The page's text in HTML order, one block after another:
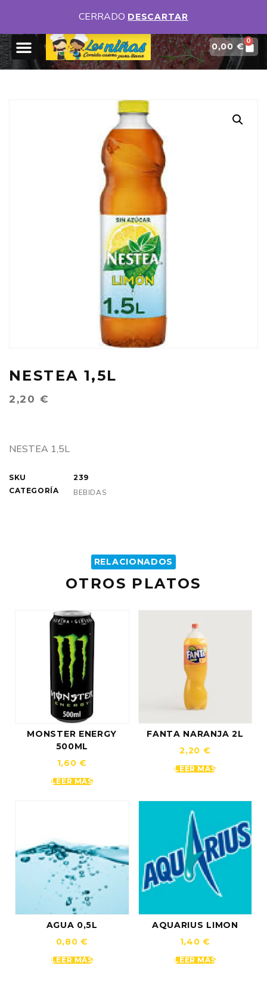
DISPONEMOS DE DIFERENTES MENÚS DIARIOS
0,00 €
0
NESTEA 1,5L
2,20 €
NESTEA 1,5L
SKU
239
CATEGORÍA
BEBIDAS
RELACIONADOS
OTROS PLATOS
MONSTER ENERGY
500ML
1,60€
LEER MÁS
FANTA NARANJA 2L
2,20 €
LEER MÁS
AGUA 0,5L
0,80€
LEER MÁS
AQUARIUS LIMON
1,40€
LEER MÁS
CERRADO DESCARTAR